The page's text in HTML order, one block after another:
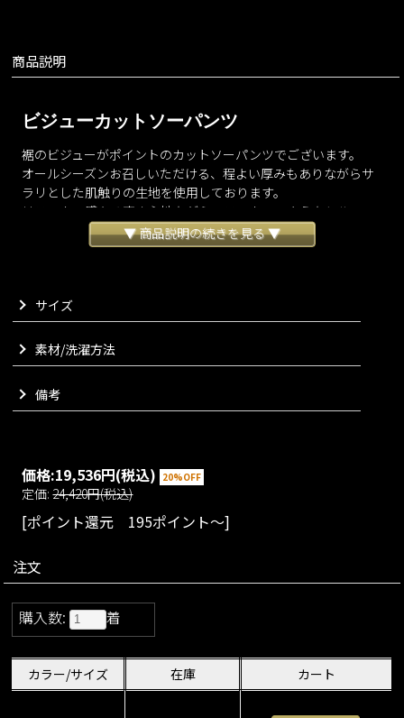
商品説明
ビジューカットソーパンツ
裾のビジューがポイントのカットソーパンツでございます。
オールシーズンお召しいただける、程よい厚みもありながらサ
ラリとした肌触りの生地を使用しております。
リラックス感ある穿き心地ながらスラックスのようなシルエッ
トに仕立てることで、様々なシーンでお使いいただけるようデ
ザインいたしました。
上質で無駄のない洗練されたシルエットと足元をさりげなく彩
る3つのビジューで、気取りのないエレガンスをお楽しみくださ
いませ。
つい色違いで揃えたくなるような、JENNEらしいエッセンスの
VARIATION
▼ 商品説明の続きを見る ▼
サイズ
素材/洗濯方法
備考
価格:19,536円(税込) 20%OFF
定価:24,420円(税込)
[ポイント還元 195ポイント～]
注文
購入数: 着
カラー/サイズ 在庫 カート